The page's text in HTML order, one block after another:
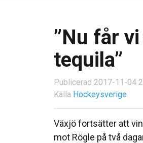
”Nu får
tequila”
Publicerad 2017-11-04
Källa Hockeysverige
Växjö fortsätter att
mot Rögle på två